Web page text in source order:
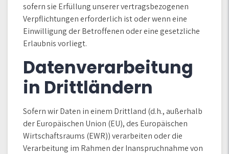
sofern sie Erfüllung unserer vertragsbezogenen
Verpflichtungen erforderlich ist oder wenn eine
Einwilligung der Betroffenen oder eine gesetzliche
Erlaubnis vorliegt.
Datenverarbeitung
in Drittländern
Sofern wir Daten in einem Drittland (d.h., außerhalb
der Europäischen Union (EU), des Europäischen
Wirtschaftsraums (EWR)) verarbeiten oder die
Verarbeitung im Rahmen der Inanspruchnahme von